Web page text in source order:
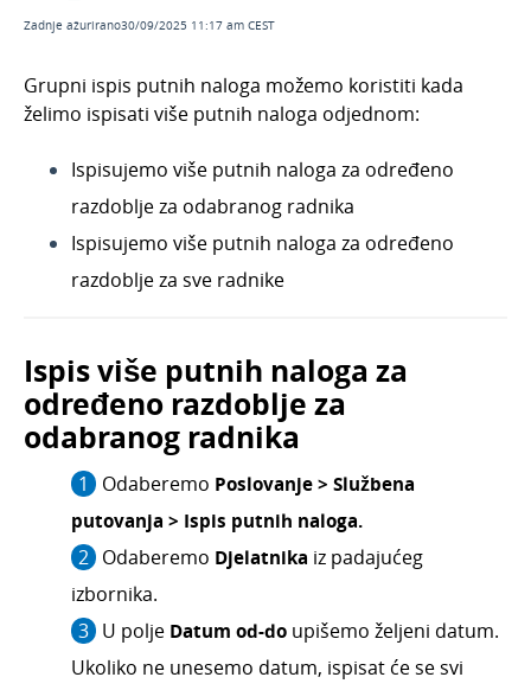
Otvorene stavke
Obračun kamata
Zalihe
Dnevni utržak
Blagajna
Maloprodaja
Nalozi za plaćanje
Mobilna aplikacija
Pokazatelji
Izvještavanje o naplati
Zadnje ažurirano30/09/2025 11:17 am CEST
Grupni ispis putnih naloga možemo koristiti kada
želimo ispisati više putnih naloga odjednom:
Ispisujemo više putnih naloga za određeno
razdoblje za odabranog radnika
Ispisujemo više putnih naloga za određeno
razdoblje za sve radnike
Ispis više putnih naloga za
određeno razdoblje za
odabranog radnika
Odaberemo Poslovanje > Službena
putovanja > Ispis putnih naloga.
Odaberemo Djelatnika iz padajućeg
izbornika.
U polje Datum od-do upišemo željeni datum.
Ukoliko ne unesemo datum, ispisat će se svi